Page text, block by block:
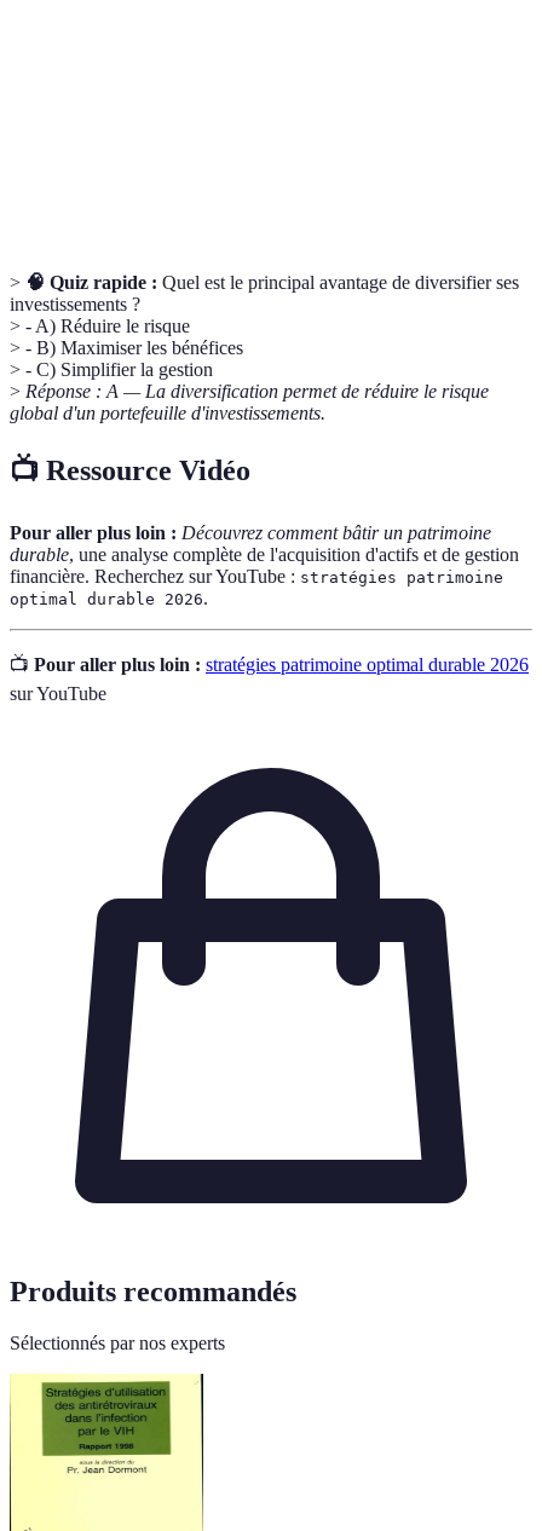
> 🧠 Quiz rapide : Quel est le principal avantage de diversifier ses
investissements ?
> - A) Réduire le risque
> - B) Maximiser les bénéfices
> - C) Simplifier la gestion
> Réponse : A — La diversification permet de réduire le risque
global d'un portefeuille d'investissements.
📺 Ressource Vidéo
Pour aller plus loin : Découvrez comment bâtir un patrimoine
durable, une analyse complète de l'acquisition d'actifs et de gestion
financière. Recherchez sur YouTube : stratégies patrimoine
optimal durable 2026.
📺 Pour aller plus loin : stratégies patrimoine optimal durable 2026
sur YouTube
Produits recommandés
Sélectionnés par nos experts